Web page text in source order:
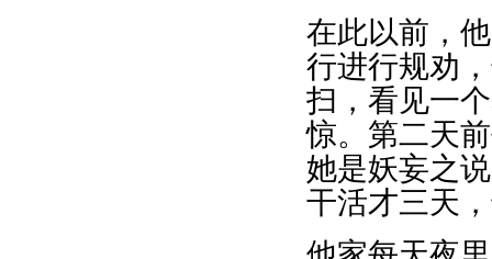
在此以前，
行进行规劝
扫，看见一
惊。第二天
她是妖妄之
干活才三天